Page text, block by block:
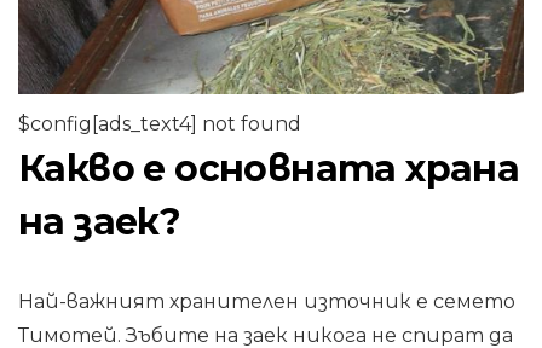
$config[ads_text4] not found
Какво е основната храна
на заек?
Най-важният хранителен източник е семето
Тимотей. Зъбите на заек никога не спират да